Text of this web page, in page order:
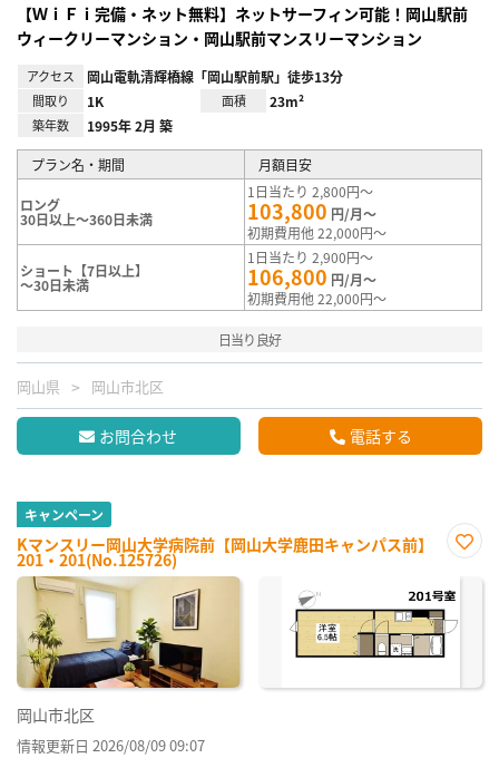
【ＷｉＦｉ完備・ネット無料】ネットサーフィン可能！岡山駅前
ウィークリーマンション・岡山駅前マンスリーマンション
アクセス 岡山電軌清輝橋線「岡山駅前駅」徒歩13分
間取り 1K 面積 23m²
築年数 1995年 2月 築
プラン名・期間 月額目安
ロング
30日以上～360日未満
1日当たり 2,800円～
103,800 円/月～
初期費用他 22,000円～
ショート【7日以上】
～30日未満
1日当たり 2,900円～
106,800 円/月～
初期費用他 22,000円～
日当り良好
岡山県 岡山市北区
お問合わせ 電話する
キャンペーン
Kマンスリー岡山大学病院前【岡山大学鹿田キャンパス前】
201・201(No.125726)
に入
り登
岡山市北区
情報更新日 2026/08/09 09:07